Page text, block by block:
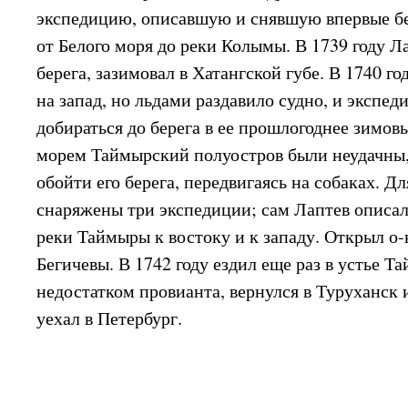
экспедицию, описавшую и снявшую впервые
от Белого моря до реки Колымы. В 1739 году
берега, зазимовал в Хатангской губе. В 1740
на запад, но льдами раздавило судно, и
добираться до берега в ее прошлогоднее
морем Таймырский полуостров были
обойти его берега, передвигаясь на собаках.
снаряжены три экспедиции; сам Лаптев описал
реки Таймыры к востоку и к западу. Открыл
Бегичевы. В 1742 году ездил еще раз в устье
недостатком провианта, вернулся в Туруханск
уехал в Петербург.